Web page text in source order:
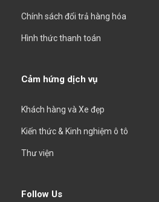
Chính sách đổi trả hàng hóa
Hình thức thanh toán
Cảm hứng dịch vụ
Khách hàng và Xe đẹp
Kiến thức & Kinh nghiệm ô tô
Thư viện
Follow Us